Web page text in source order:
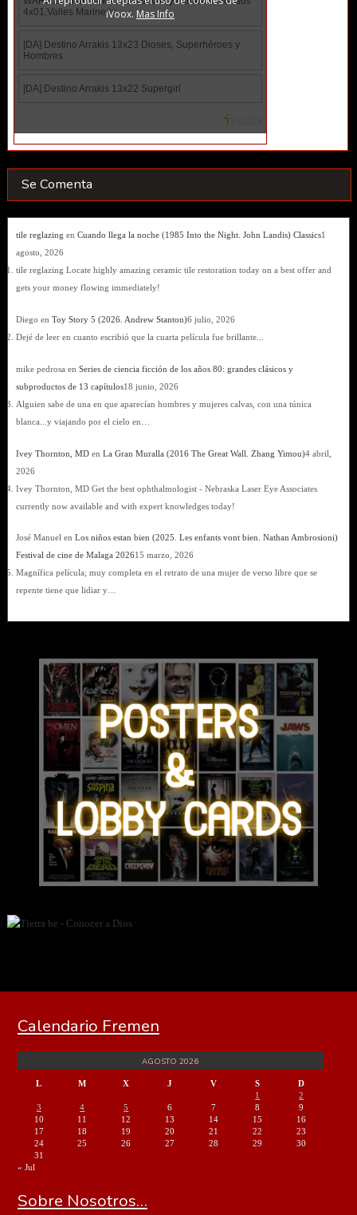
Se Comenta
tile reglazing en Cuando llega la noche (1985 Into the Night. John Landis) Classics1
agosto, 2026
tile reglazing Locate highly amazing ceramic tile restoration today on a best offer and
gets your money flowing immediately!
Diego en Toy Story 5 (2026. Andrew Stanton)6 julio, 2026
Dejé de leer en cuanto escribió que la cuarta película fue brillante...
mike pedrosa en Series de ciencia ficción de los años 80: grandes clásicos y
subproductos de 13 capítulos18 junio, 2026
Alguien sabe de una en que aparecían hombres y mujeres calvas, con una túnica
blanca...y viajando por el cielo en…
Ivey Thornton, MDen La Gran Muralla (2016 The Great Wall. Zhang Yimou)4 abril,
2026
Ivey Thornton, MD Get the best ophthalmologist - Nebraska Laser Eye Associates
currently now available and with expert knowledges today!
José Manuel en Los niños estan bien (2025. Les enfants vont bien. Nathan Ambrosioni)
Festival de cine de Malaga 202615 marzo, 2026
Magnífica película; muy completa en el retrato de una mujer de verso libre que se
repente tiene que lidiar y…
Calendario Fremen
AGOSTO 2026
L M X J V S
D
1
2
3
4 5 6 7 8
9
10
11 12 13 14 15
16
17
18 19 20 21 22
23
24
25 26 27 28 29
30
31
« Jul
Sobre Nosotros…